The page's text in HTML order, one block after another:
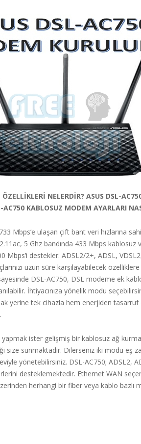
NELERDİR? ASUS DSL-
AC750 KABLOSUZ MODEM AYARLARI
Mbps’e ulaşan çift bant veri hızlarına
5 Ghz bandında 433 Mbps kablosuz
Mbps’i destekler. ADSL2/2+, ADSL,
uzun süre karşılayabilecek
DSL-AC750, DSL modeme ek
İhtiyacınıza yönelik modu
yerine tek cihazla hem enerjiden
ister gelişmiş bir kablosuz ağ
size sunmaktadır. Dilerseniz iki modu eş
yönetebilirsiniz. DSL-AC750; ADSL2,
desteklemektedir. Ethernet WAN
herhangi bir fiber veya kablo bazlı